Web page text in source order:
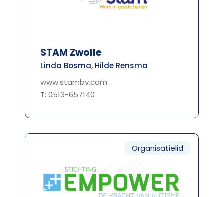
STAM Zwolle
Linda Bosma, Hilde Rensma
www.stambv.com
T: 0513-657140
Organisatielid